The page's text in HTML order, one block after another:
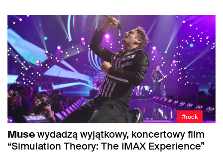
#rock
Musewydadzą wyjątkowy, koncertowy film
“Simulation Theory: The IMAX Experience”